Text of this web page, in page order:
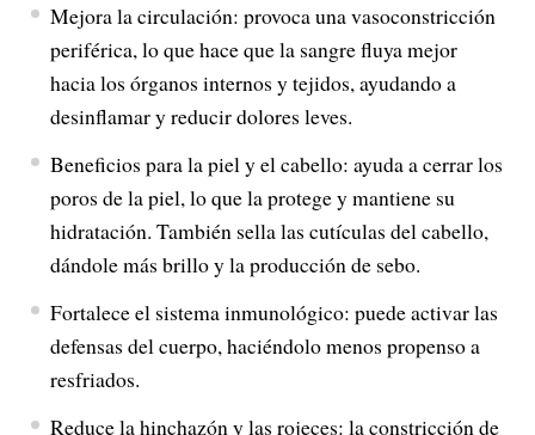
Mejora la circulación: provoca una vasoconstricción
periférica, lo que hace que la sangre fluya mejor
hacia los órganos internos y tejidos, ayudando a
desinflamar y reducir dolores leves.
Beneficios para la piel y el cabello: ayuda a cerrar los
poros de la piel, lo que la protege y mantiene su
hidratación. También sella las cutículas del cabello,
dándole más brillo y la producción de sebo.
Fortalece el sistema inmunológico: puede activar las
defensas del cuerpo, haciéndolo menos propenso a
resfriados.
Reduce la hinchazón y las rojeces: la constricción de